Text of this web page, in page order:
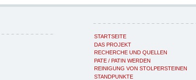
STARTSEITE
DAS PROJEKT
RECHERCHE UND QUELLEN
PATE / PATIN WERDEN
REINIGUNG VON STOLPERSTEINEN
STANDPUNKTE